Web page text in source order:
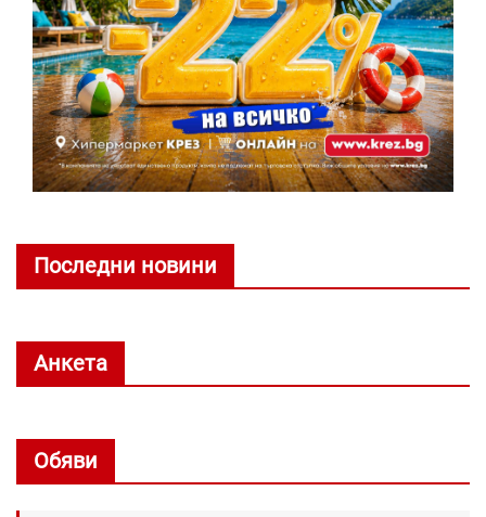
Последни новини
Анкета
Обяви